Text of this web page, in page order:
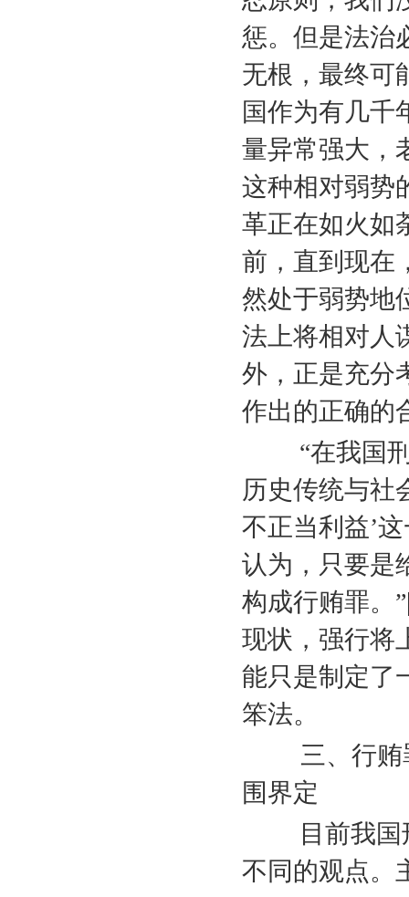
惩。但是法治
无根，最终可
国作为有几千
量异常强大，
这种相对弱势
革正在如火如
前，直到现在
然处于弱势地
法上将相对人
外，正是充分
作出的正确的
“在我国刑
历史传统与社
不正当利益’
认为，只要是
构成行贿罪。”
现状，强行将
能只是制定了
笨法。
三、行
围界定
目前我国刑
不同的观点。